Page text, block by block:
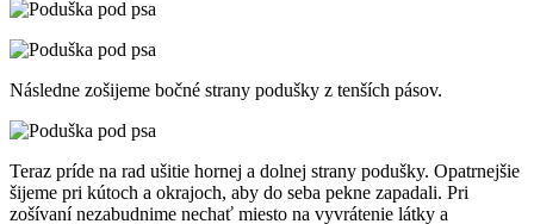
Následne zošijeme bočné strany podušky z tenších pásov.
Teraz príde na rad ušitie hornej a dolnej strany podušky. Opatrnejšie
šijeme pri kútoch a okrajoch, aby do seba pekne zapadali. Pri
zošívaní nezabudnime nechať miesto na vyvrátenie látky a